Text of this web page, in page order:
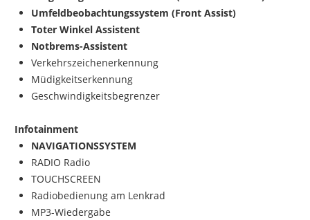
Umfeldbeobachtungssystem (Front Assist)
Toter Winkel Assistent
Notbrems-Assistent
Verkehrszeichenerkennung
Müdigkeitserkennung
Geschwindigkeitsbegrenzer
Infotainment
NAVIGATIONSSYSTEM
RADIO Radio
TOUCHSCREEN
Radiobedienung am Lenkrad
MP3-Wiedergabe